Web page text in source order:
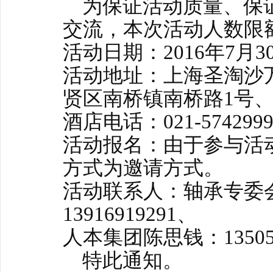
为保证活动质量、保
交流，本次活动人数限
活动日期：2016年7月
活动地址：上海圣淘沙
贤区南桥镇南桥路1号
酒店电话：021-
活动报名：由于参与活
方式为邀请方式。
活动联系人：轴承专委
13916919291、
人本集团陈思钱：
特此通知。